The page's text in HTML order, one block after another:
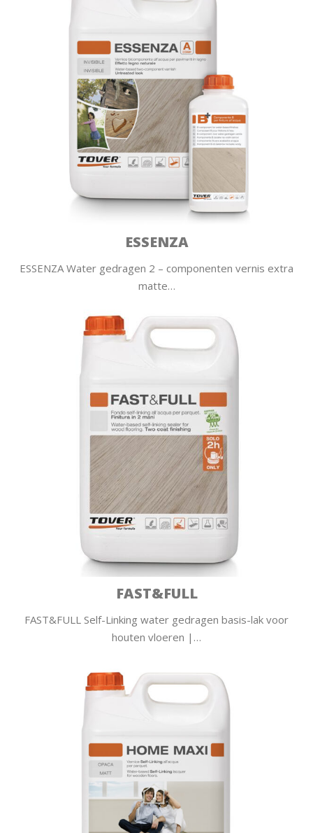
ESSENZA
ESSENZA Water gedragen 2 – componenten vernis extra
matte…
FAST&FULL
FAST&FULL Self-Linking water gedragen basis-lak voor
houten vloeren |…